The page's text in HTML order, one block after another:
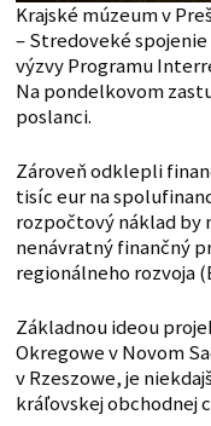
Krajské múzeum v
– Stredoveké
výzvy Programu
Na pondelkovom
poslanci.
Zároveň odklepli
tisíc eur na
rozpočtový náklad by
nenávratný finančný
regionálneho rozvoja
Základnou ideou
Okregowe v Novom
v Rzeszowe, je
kráľovskej obchodnej